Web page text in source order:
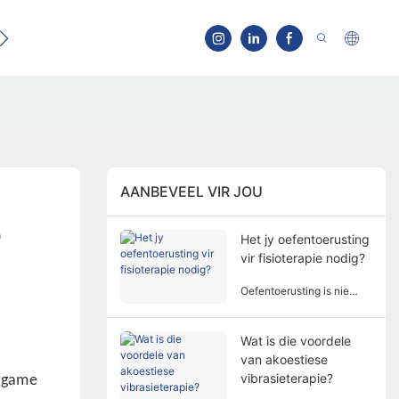
AANBEVEEL VIR JOU
Het jy oefentoerusting
vir fisioterapie nodig?
Oefentoerusting is nie
aan oefentoerusting vir
fisiese terapie behels
veelvuldige faktore en
dimensies.
Wat is die voordele
van akoestiese
vibrasieterapie?